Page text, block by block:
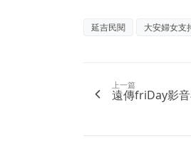
延吉民閱 大安婦女支
上一篇
遠傳friDay影